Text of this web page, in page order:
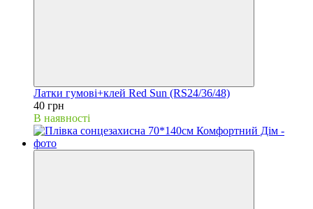
Латки гумові+клей Red Sun (RS24/36/48)
40 грн
В наявності